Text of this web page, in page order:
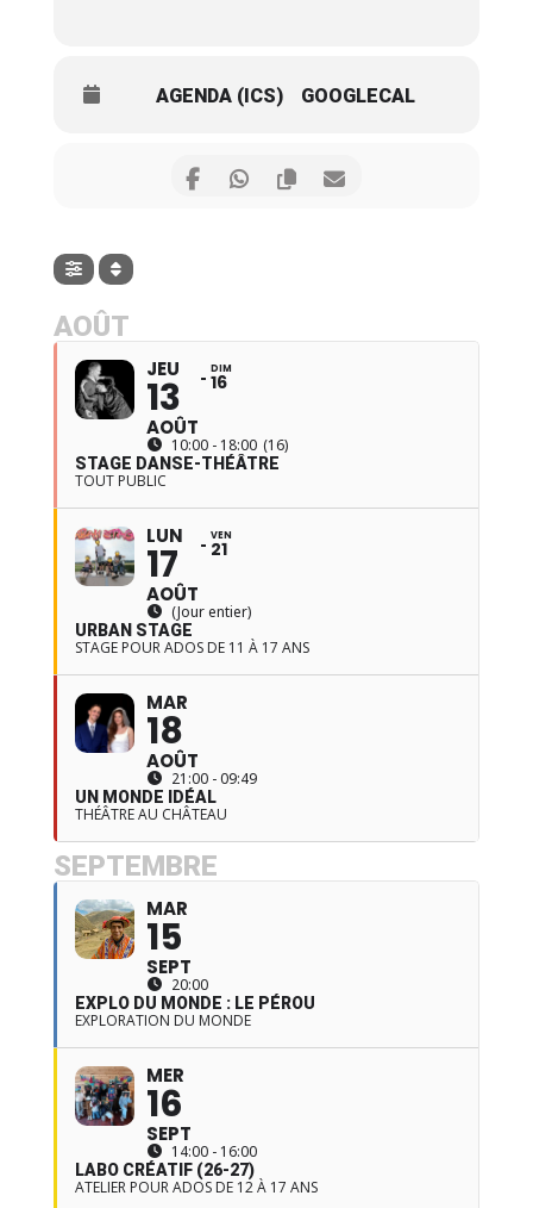
AGENDA (ICS) GOOGLECAL
AOÛT
JEU
13
AOÛT
DIM
16
10:00 - 18:00 (16)
STAGE DANSE-THÉÂTRE
TOUT PUBLIC
LUN
17
AOÛT
VEN
21
(Jour entier)
URBAN STAGE
STAGE POUR ADOS DE 11 À 17 ANS
MAR
18
AOÛT
21:00 - 09:49
UN MONDE IDÉAL
THÉÂTRE AU CHÂTEAU
SEPTEMBRE
MAR
15
SEPT
20:00
EXPLO DU MONDE : LE PÉROU
EXPLORATION DU MONDE
MER
16
SEPT
14:00 - 16:00
LABO CRÉATIF (26-27)
ATELIER POUR ADOS DE 12 À 17 ANS